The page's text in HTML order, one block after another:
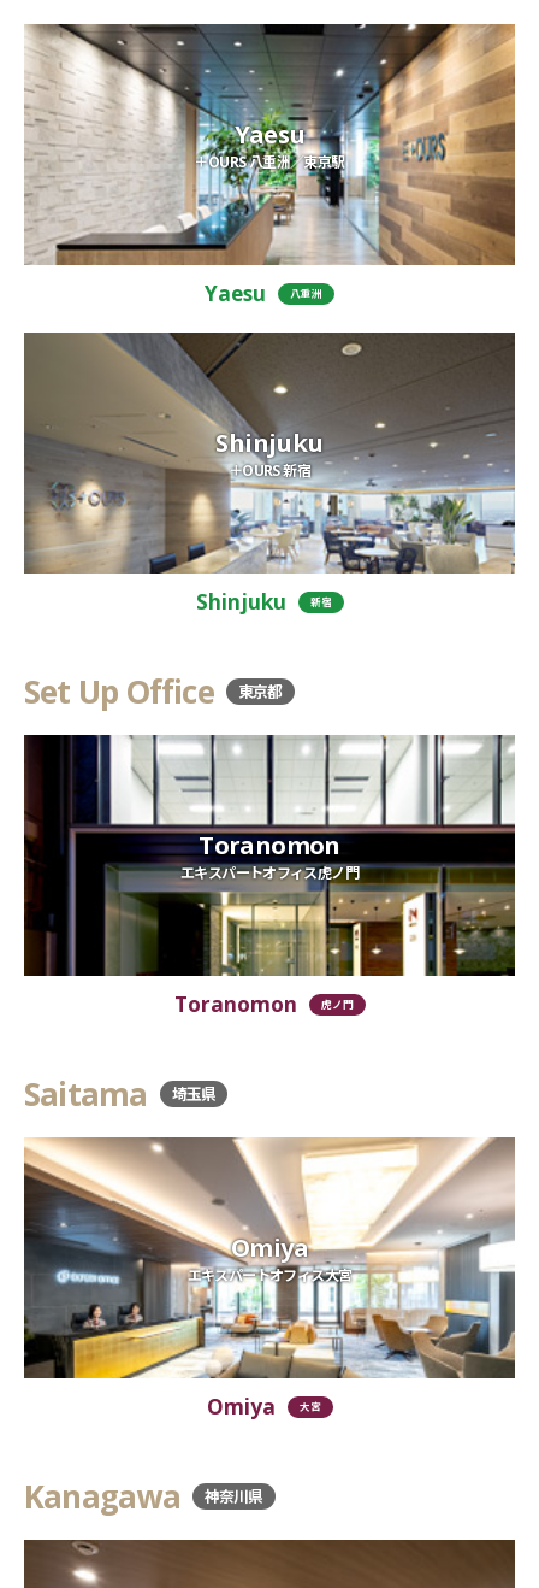
Yaesu
＋OURS 八重洲／東京駅
Yaesu 八重洲
Shinjuku
＋OURS 新宿
Shinjuku 新宿
Set Up Office 東京都
Toranomon
エキスパートオフィス虎ノ門
Toranomon 虎ノ門
Saitama 埼玉県
Omiya
エキスパートオフィス大宮
Omiya 大宮
Kanagawa 神奈川県